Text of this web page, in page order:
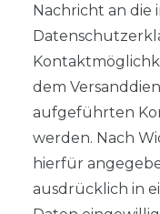
Nachricht an die
dem
aufgeführten
werden. Nach
hierfür
ausdrücklich in